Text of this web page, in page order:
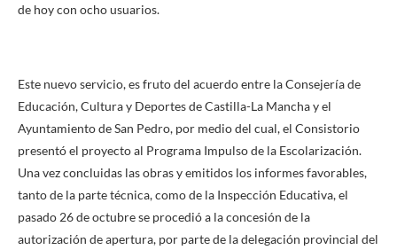
de hoy con ocho usuarios.
Este nuevo servicio, es fruto del acuerdo entre la Consejería de
Educación, Cultura y Deportes de Castilla-La Mancha y el
Ayuntamiento de San Pedro, por medio del cual, el Consistorio
presentó el proyecto al Programa Impulso de la Escolarización.
Una vez concluidas las obras y emitidos los informes favorables,
tanto de la parte técnica, como de la Inspección Educativa, el
pasado 26 de octubre se procedió a la concesión de la
autorización de apertura, por parte de la delegación provincial del